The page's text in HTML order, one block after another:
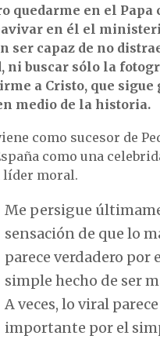
quedarme en el Papa
en él el
ser capaz de no
ni buscar sólo la
a Cristo, que sigue
medio de la historia.
como sucesor de
como una
líder moral.
Me persigue
sensación de que lo
parece verdadero por
simple hecho de ser
A veces, lo viral parece
importante por el